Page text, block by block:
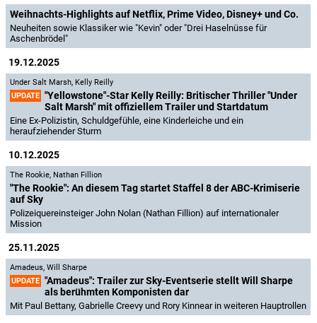
Weihnachts-Highlights auf Netflix, Prime Video, Disney+ und Co.
Neuheiten sowie Klassiker wie "Kevin" oder "Drei Haselnüsse für
Aschenbrödel"
19.12.2025
Under Salt Marsh, Kelly Reilly
UPDATE "Yellowstone"-Star Kelly Reilly: Britischer Thriller "Under
Salt Marsh" mit offiziellem Trailer und Startdatum
Eine Ex-Polizistin, Schuldgefühle, eine Kinderleiche und ein
heraufziehender Sturm
10.12.2025
The Rookie, Nathan Fillion
"The Rookie": An diesem Tag startet Staffel 8 der ABC-Krimiserie
auf Sky
Polizeiquereinsteiger John Nolan (Nathan Fillion) auf internationaler
Mission
25.11.2025
Amadeus, Will Sharpe
UPDATE "Amadeus": Trailer zur Sky-Eventserie stellt Will Sharpe
als berühmten Komponisten dar
Mit Paul Bettany, Gabrielle Creevy und Rory Kinnear in weiteren Hauptrollen